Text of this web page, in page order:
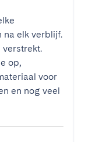
na elk verblijf.
verstrekt.
op,
voor
en nog veel